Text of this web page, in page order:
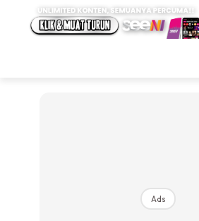
Ads